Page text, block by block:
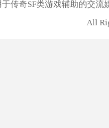
传奇SF类游戏辅助的交
All